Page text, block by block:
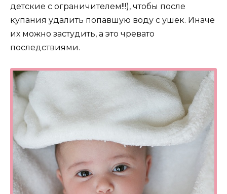
детские с ограничителем!!!), чтобы после
купания удалить попавшую воду с ушек. Иначе
их можно застудить, а это чревато
последствиями.